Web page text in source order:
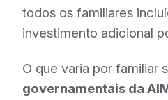
todos os familiares
investimento adicional
O que varia por familiar
governamentais da